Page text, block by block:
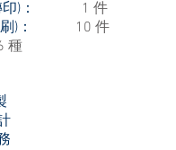
轉印)： 1 件
印刷)：
10 件
種